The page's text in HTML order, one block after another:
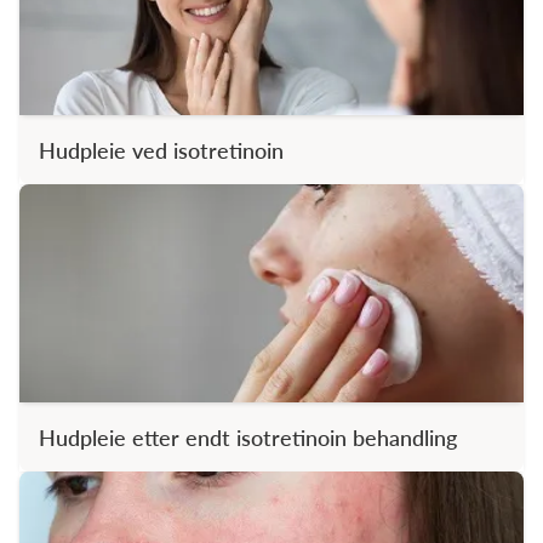
Hudpleie ved isotretinoin
Hudpleie etter endt isotretinoin behandling